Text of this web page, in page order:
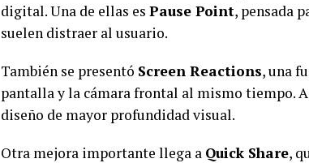
digital. Una de ellas es Pause Point, pensada
suelen distraer al usuario.
También se presentó Screen Reactions, una
pantalla y la cámara frontal al mismo tiempo.
diseño de mayor profundidad visual.
Otra mejora importante llega a Quick Share,